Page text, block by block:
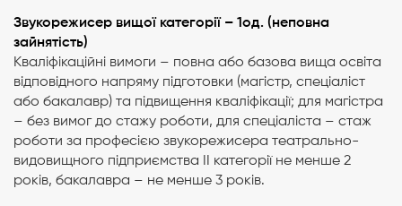
Звукорежисер вищої категорії – 1од. (неповна
зайнятість)
Кваліфікаційні вимоги – повна або базова вища освіта
відповідного напряму підготовки (магістр, спеціаліст
або бакалавр) та підвищення кваліфікації; для магістра
– без вимог до стажу роботи, для спеціаліста – стаж
роботи за професією звукорежисера театрально-
видовищного підприємства II категорії не менше 2
років, бакалавра – не менше 3 років.